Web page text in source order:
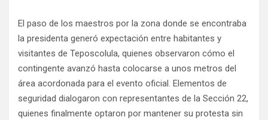
El paso de los maestros por la zona donde se encontraba
la presidenta generó expectación entre habitantes y
visitantes de Teposcolula, quienes observaron cómo el
contingente avanzó hasta colocarse a unos metros del
área acordonada para el evento oficial. Elementos de
seguridad dialogaron con representantes de la Sección 22,
quienes finalmente optaron por mantener su protesta sin